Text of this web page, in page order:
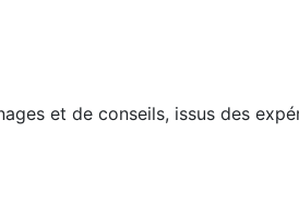
et de conseils, issus des